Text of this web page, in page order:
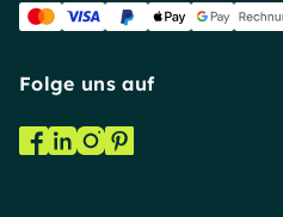
Folge uns auf